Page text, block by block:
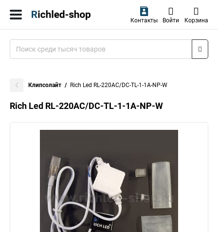
Контакты Войти Корзина
Клипсолайт Rich Led RL-220AC/DC-TL-1-1A-NP-W
Rich Led RL-220AC/DC-TL-1-1A-NP-W